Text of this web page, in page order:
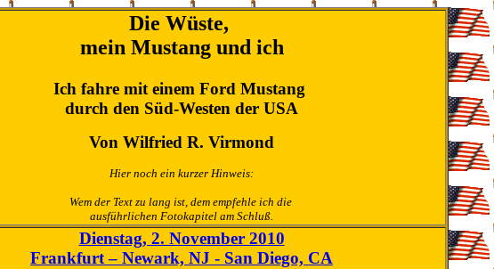
Die Wüste,
mein Mustang und ich
Ich fahre mit einem Ford Mustang
durch den Süd-Westen der USA
Von Wilfried R. Virmond
Hier noch ein kurzer Hinweis:
Wem der Text zu lang ist, dem empfehle ich die
ausführlichen Fotokapitel am Schluß.
Dienstag, 2. November 2010
Frankfurt – Newark, NJ - San Diego, CA